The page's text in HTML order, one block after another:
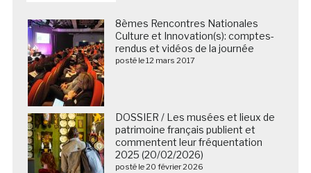
8èmes Rencontres Nationales
Culture et Innovation(s): comptes-
rendus et vidéos de la journée
posté le 12 mars 2017
DOSSIER / Les musées et lieux de
patrimoine français publient et
commentent leur fréquentation
2025 (20/02/2026)
posté le 20 février 2026